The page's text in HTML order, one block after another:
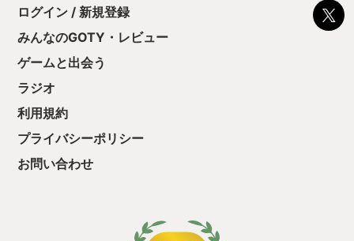
ログイン / 新規登録
みんなのGOTY・レビュー
ゲームと出会う
ラジオ
利用規約
プライバシーポリシー
お問い合わせ